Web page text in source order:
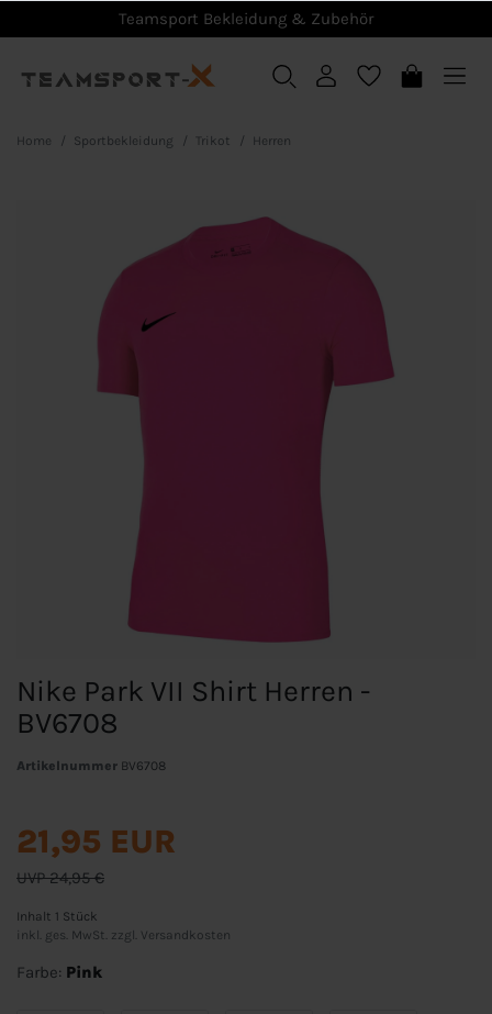
Teamsport Bekleidung & Zubehör
Home Sportbekleidung Trikot Herren
Nike Park VII Shirt Herren -
BV6708
Artikelnummer BV6708
UVP 24,95 €
21,95 EUR
Inhalt 1 Stück
inkl. ges. MwSt. zzgl.
Versandkosten
Farbe: Pink